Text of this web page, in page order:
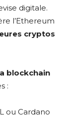
digitale.
l’Ethereum
cryptos
blockchain
:
ou Cardano